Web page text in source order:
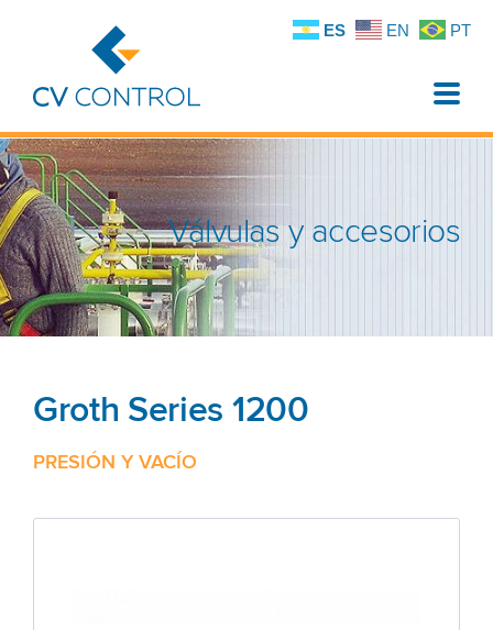
Toggle
Válvulas y accesorios
Groth Series 1200
PRESIÓN Y VACÍO
ES EN PT